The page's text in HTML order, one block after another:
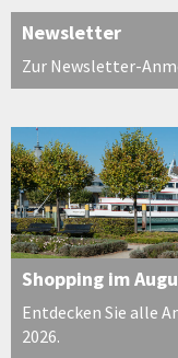
Newsletter
Zur Newsletter-
Shopping im
Entdecken Sie alle
2026.